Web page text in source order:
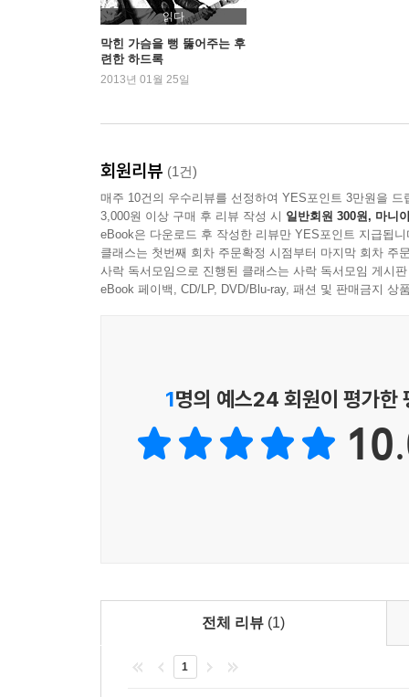
읽다
막힌 가슴을 뻥 뚫어주는 후
련한 하드록
2013년 01월 25일
회원리뷰 (1건)
매주 10건의 우수리뷰를 선정하여 YES포인트 3만원을 드
3,000원 이상 구매 후 리뷰 작성 시 일반회원 300원, 마니
eBook은 다운로드 후 작성한 리뷰만 YES포인트 지급됩니
클래스는 첫번째 회차 주문확정 시점부터 마지막 회차 주
사락 독서모임으로 진행된 클래스는 사락 독서모임 게시
eBook 페이백, CD/LP, DVD/Blu-ray, 패션 및 판매금지 상
1명의 예스24 회원이 평가한
전체 리뷰 (1)
1